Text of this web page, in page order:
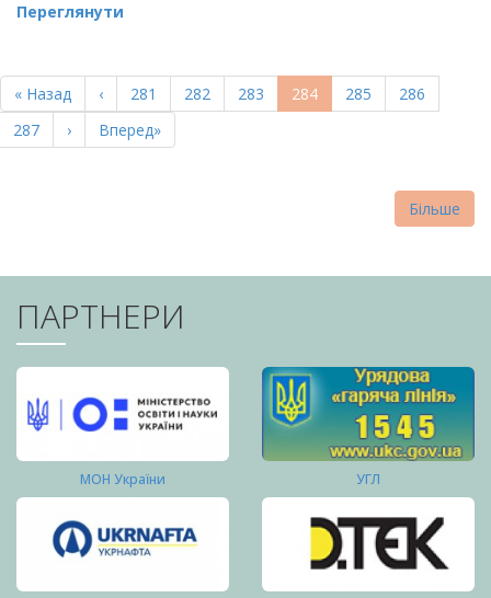
Переглянути
НА
СТОРІНКИ
Перша
сторінка
« Назад
Попередня
сторінка
‹ Page
281 Page
282 Page
283
Поточна
сторінка
284 Page
285 Page
286
Page
287
Наступна
сторінка
›
Остання
сторінка
Вперед»
Більше
ПАРТНЕРИ
МОН України УГЛ